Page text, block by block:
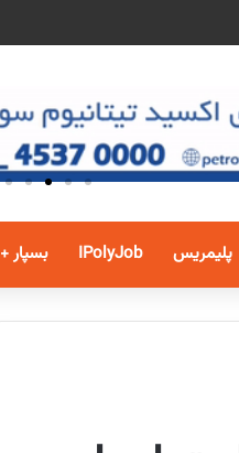
پلیمریس IPolyJob بسپار +